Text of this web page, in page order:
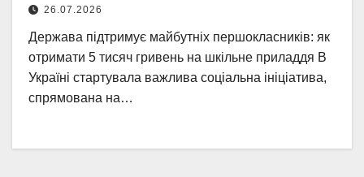
26.07.2026
Держава підтримує майбутніх першокласників: як
отримати 5 тисяч гривень на шкільне приладдя В
Україні стартувала важлива соціальна ініціатива,
спрямована на…